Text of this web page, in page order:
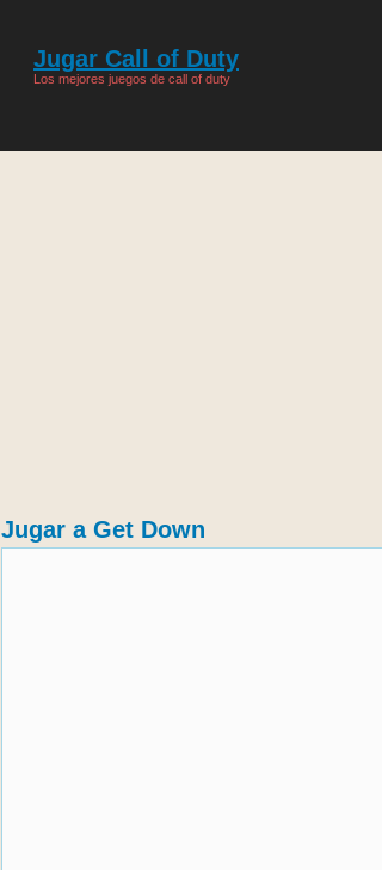
Jugar Call of Duty
Los mejores juegos de call of duty
Jugar a Get Down